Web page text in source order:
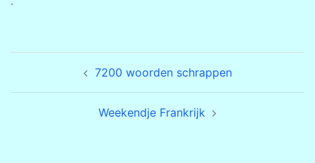
navigatie
7200 woorden schrappen
Weekendje Frankrijk